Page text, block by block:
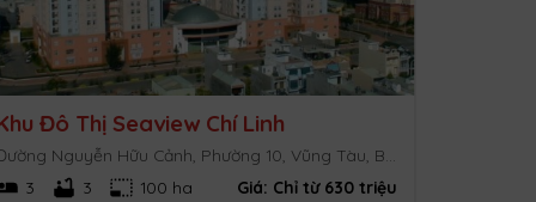
Đô Thị Seaview Chí Linh
3
3 100 ha Giá: Chỉ từ 630 triệu